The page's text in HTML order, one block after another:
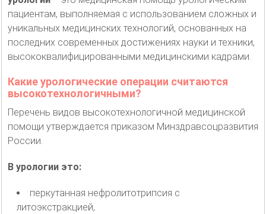
пациентам, выполняемая с использованием сложных и
уникальных медицинских технологий, основанных на
последних современных достижениях науки и техники,
высококвалифицированными медицинскими кадрами.
Какие урологические операции считаются
высокотехнологичными?
Перечень видов высокотехнологичной медицинской
помощи утверждается приказом Минздравсоцразвития
России.
В урологии это:
перкутанная нефролитотрипсия с
литоэкстракцией,